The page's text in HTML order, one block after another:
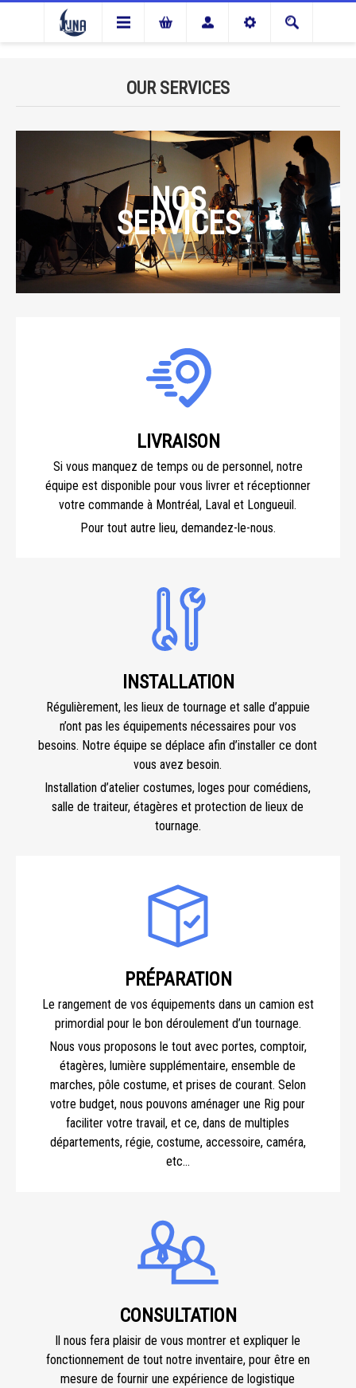
OUR SERVICES
NOS
SERVICES
LIVRAISON
Si vous manquez de temps ou de personnel, notre
équipe est disponible pour vous livrer et réceptionner
votre commande à Montréal, Laval et Longueuil.
Pour tout autre lieu, demandez-le-nous.
INSTALLATION
Régulièrement, les lieux de tournage et salle d’appuie
n’ont pas les équipements nécessaires pour vos
besoins. Notre équipe se déplace afin d’installer ce dont
vous avez besoin.
Installation d’atelier costumes, loges pour comédiens,
salle de traiteur, étagères et protection de lieux de
tournage.
PRÉPARATION
Le rangement de vos équipements dans un camion est
primordial pour le bon déroulement d’un tournage.
Nous vous proposons le tout avec portes, comptoir,
étagères, lumière supplémentaire, ensemble de
marches, pôle costume, et prises de courant. Selon
votre budget, nous pouvons aménager une Rig pour
faciliter votre travail, et ce, dans de multiples
départements, régie, costume, accessoire, caméra,
etc...
CONSULTATION
Il nous fera plaisir de vous montrer et expliquer le
fonctionnement de tout notre inventaire, pour être en
mesure de fournir une expérience de logistique